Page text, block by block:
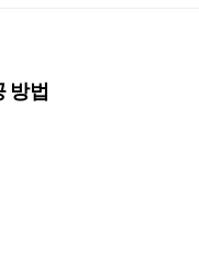
방법